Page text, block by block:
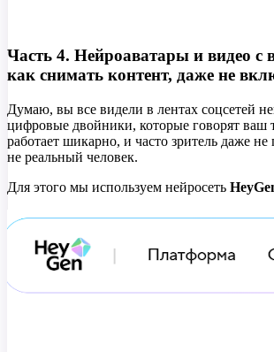
Часть 4. Нейроаватары и видео
как снимать контент, даже не
Думаю, вы все видели в лентах соцсетей
цифровые двойники, которые говорят ваш
работает шикарно, и часто зритель даже не
не реальный человек.
Для этого мы используем нейросеть